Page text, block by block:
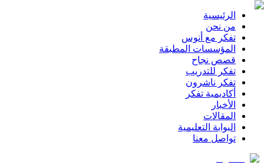
الرئيسية
من نحن
تفكر مع أنوس
المؤسسات المطبقة
قصص نجاح
تفكر للتدريب
تفكر ناشرون
أكاديمية تفكر
الأخبار
المقالات
البوابة التعليمية
تواصل معنا